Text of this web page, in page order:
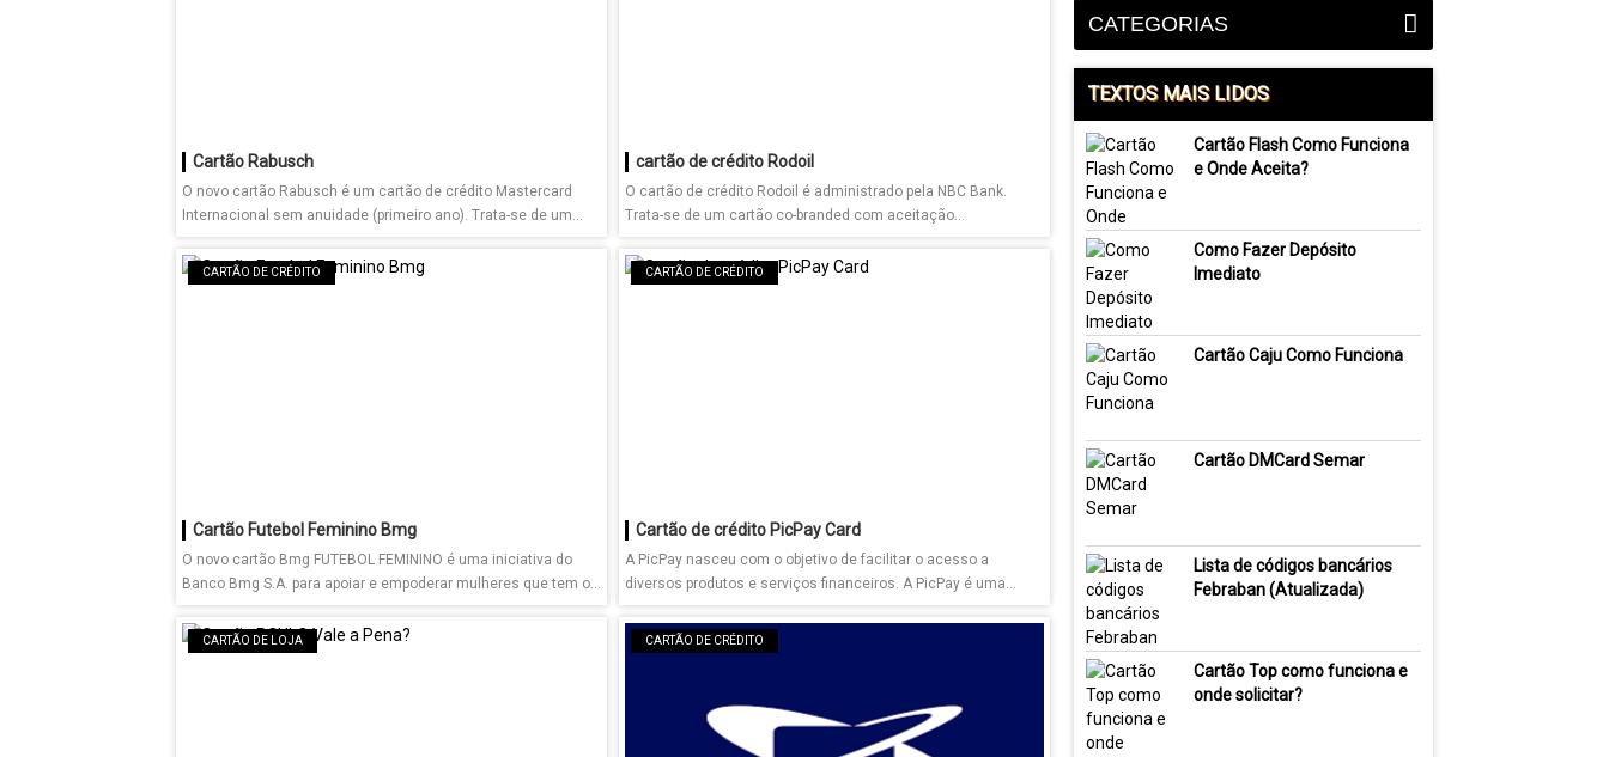
Cartão Rabusch
O novo cartão Rabusch é um cartão de crédito Mastercard
Internacional sem anuidade (primeiro ano). Trata-se de um...
cartão de crédito Rodoil
O cartão de crédito Rodoil é administrado pela NBC Bank.
Trata-se de um cartão co-branded com aceitação...
CARTÃO DE CRÉDITO
Cartão Futebol Feminino Bmg
O novo cartão Bmg FUTEBOL FEMININO é uma iniciativa do
Banco Bmg S.A. para apoiar e empoderar mulheres que tem o...
CARTÃO DE CRÉDITO
Cartão de crédito PicPay Card
A PicPay nasceu com o objetivo de facilitar o acesso a
diversos produtos e serviços financeiros. A PicPay é uma...
CARTÃO DE LOJA CARTÃO DE CRÉDITO
CATEGORIAS
TEXTOS MAIS LIDOS
Cartão Flash Como Funciona
e Onde Aceita?
Como Fazer Depósito
Imediato
Cartão Caju Como Funciona
Cartão DMCard Semar
Lista de códigos bancários
Febraban (Atualizada)
Cartão Top como funciona e
onde solicitar?